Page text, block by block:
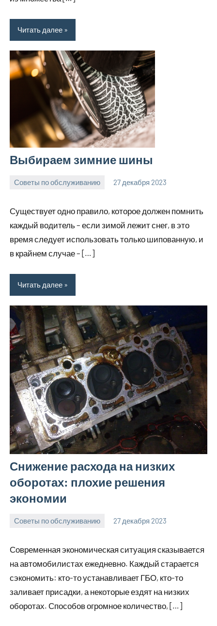
Читать далее
Выбираем зимние шины
Советы по обслуживанию 27 декабря 2023
Существует одно правило, которое должен помнить
каждый водитель – если зимой лежит снег, в это
время следует использовать только шипованную, и
в крайнем случае – […]
Читать далее
Снижение расхода на низких
оборотах: плохие решения
экономии
Советы по обслуживанию 27 декабря 2023
Современная экономическая ситуация сказывается
на автомобилистах ежедневно. Каждый старается
сэкономить: кто-то устанавливает ГБО, кто-то
заливает присадки, а некоторые ездят на низких
оборотах. Способов огромное количество, […]